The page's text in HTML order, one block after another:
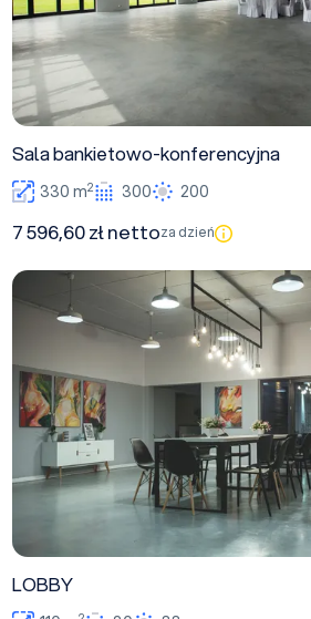
Sala bankietowo-konferencyjna
330 m2 300 200
7 596,60 zł nettoza dzień
LOBBY